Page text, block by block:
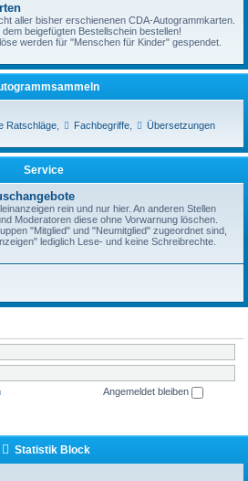
aller bisher erschienenen CDA-Autogrammkarten.
beigefügten Bestellschein bestellen!
werden für "Menschen für Kinder" gespendet.
Ratschläge, Fachbegriffe,
Übersetzungen
Service
rein und nur hier. An anderen Stellen
Moderatoren diese ohne Vorwarnung löschen.
"Mitglied" und "Neumitglied" zugeordnet sind,
lediglich Lese- und keine Schreibrechte.
Angemeldet bleiben
Statistik Block